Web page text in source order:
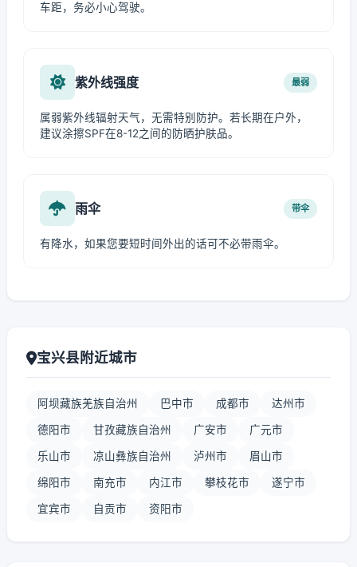
车距，务必小心驾驶。
紫外线强度 最弱
属弱紫外线辐射天气，无需特别防护。若长期在户外，
建议涂擦SPF在8-12之间的防晒护肤品。
雨伞 带伞
有降水，如果您要短时间外出的话可不必带雨伞。
宝兴县附近城市
阿坝藏族羌族自治州 巴中市 成都市 达州市
德阳市 甘孜藏族自治州 广安市 广元市
乐山市 凉山彝族自治州 泸州市 眉山市
绵阳市 南充市 内江市 攀枝花市 遂宁市
宜宾市 自贡市 资阳市